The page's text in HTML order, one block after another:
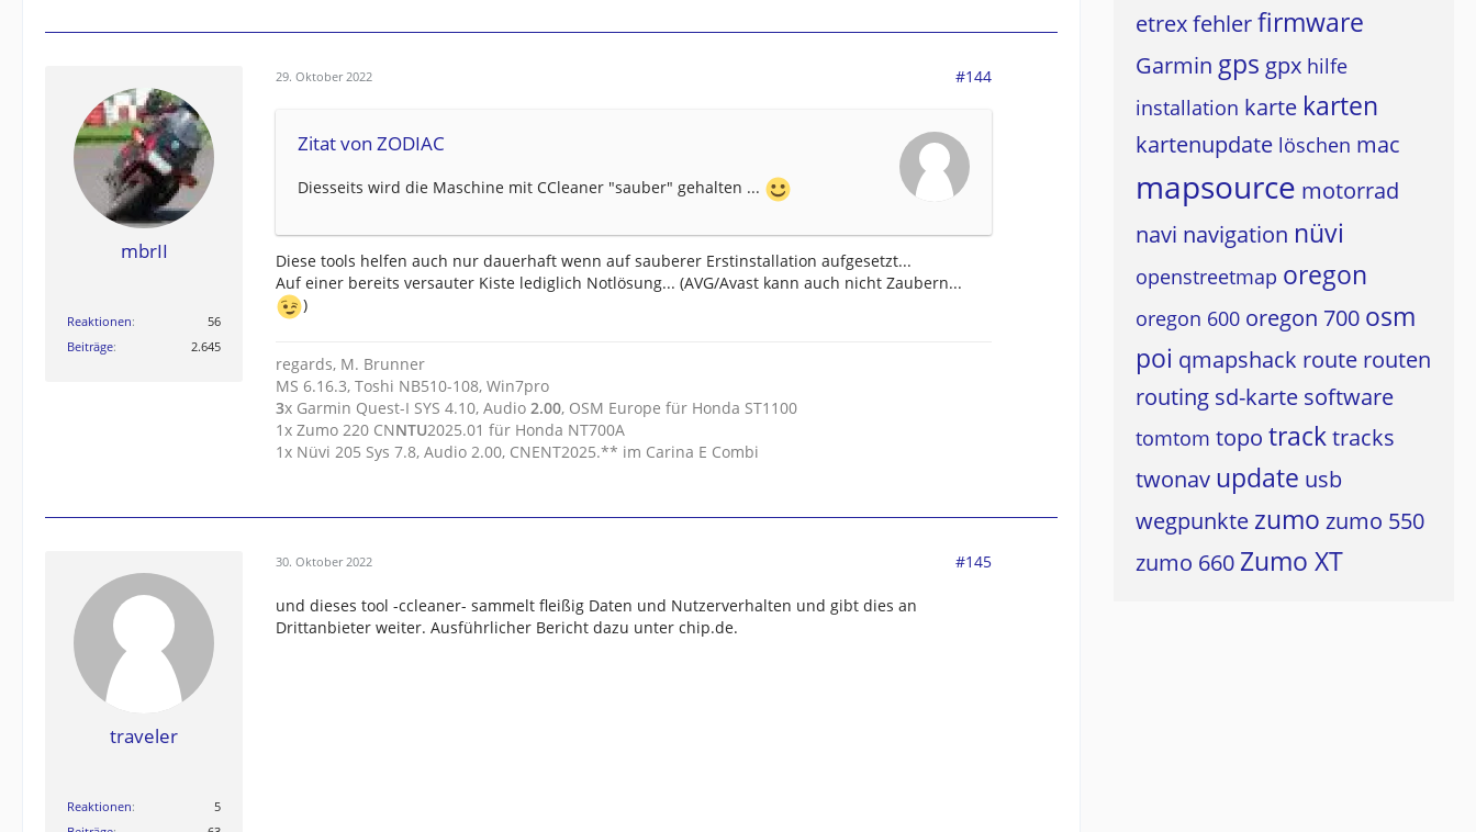
mbrII
Reaktionen
56
Beiträge
2.645
29. Oktober 2022 #144
Zitat von ZODIAC
Diesseits wird die Maschine mit CCleaner "sauber" gehalten ...
Diese tools helfen auch nur dauerhaft wenn auf sauberer Erstinstallation aufgesetzt...
Auf einer bereits versauter Kiste lediglich Notlösung... (AVG/Avast kann auch nicht Zaubern...
)
regards, M. Brunner
MS 6.16.3, Toshi NB510-108, Win7pro
3x Garmin Quest-I SYS 4.10, Audio 2.00, OSM Europe für Honda ST1100
1x Zumo 220 CNNTU2025.01 für Honda NT700A
1x Nüvi 205 Sys 7.8, Audio 2.00, CNENT2025.** im Carina E Combi
traveler
Reaktionen
5
30. Oktober 2022 #145
und dieses tool -ccleaner- sammelt fleißig Daten und Nutzerverhalten und gibt dies an
Drittanbieter weiter. Ausführlicher Bericht dazu unter chip.de.
etrexfehlerfirmware
Garmin gps gpx hilfe
installation karte karten
kartenupdate löschen mac
mapsource motorrad
navi navigation nüvi
openstreetmap oregon
oregon 600 oregon 700 osm
poi qmapshack route routen
routing sd-karte software
tomtom topo tracktracks
twonav update usb
wegpunkte zumo zumo 550
zumo 660 Zumo XT